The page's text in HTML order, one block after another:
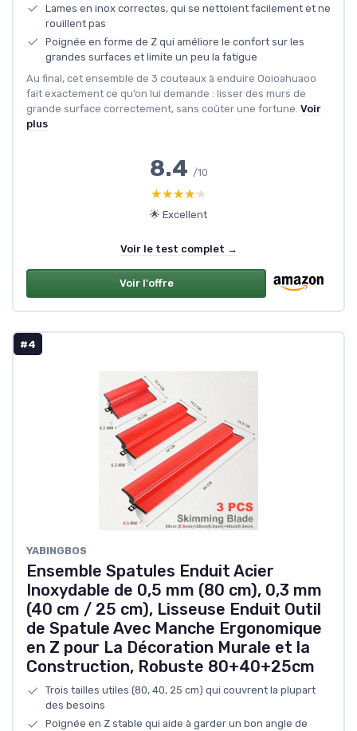
Lames en inox correctes, qui se nettoient facilement et ne
rouillent pas
Poignée en forme de Z qui améliore le confort sur les
grandes surfaces et limite un peu la fatigue
Au final, cet ensemble de 3 couteaux à enduire Ooioahuaoo
fait exactement ce qu’on lui demande : lisser des murs de
grande surface correctement, sans coûter une fortune. Voir
plus
8.4 /10
★★★★★
★★★★★
🌟 Excellent
Voir le test complet →
Voir l'offre
#4
YABINGBOS
Ensemble Spatules Enduit Acier
Inoxydable de 0,5 mm (80 cm), 0,3 mm
(40 cm / 25 cm), Lisseuse Enduit Outil
de Spatule Avec Manche Ergonomique
en Z pour La Décoration Murale et la
Construction, Robuste 80+40+25cm
Trois tailles utiles (80, 40, 25 cm) qui couvrent la plupart
des besoins
Poignée en Z stable qui aide à garder un bon angle de